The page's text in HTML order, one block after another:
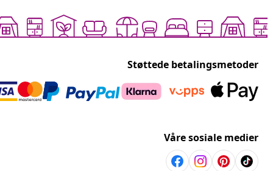
Støttede betalingsmetoder
Våre sosiale medier